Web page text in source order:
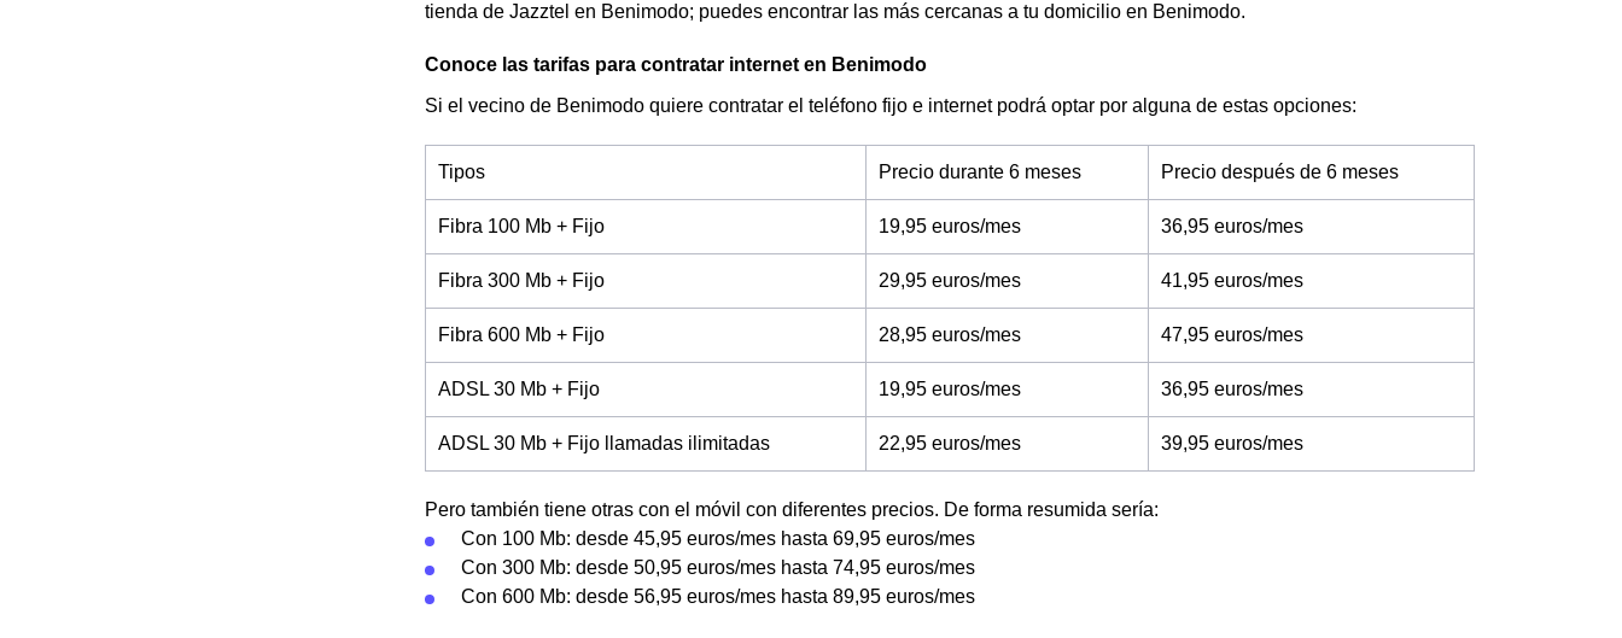
tienda de Jazztel en Benimodo; puedes encontrar las más cercanas a tu domicilio en Benimodo.
Conoce las tarifas para contratar internet en Benimodo
Si el vecino de Benimodo quiere contratar el teléfono fijo e internet podrá optar por alguna de estas opciones:
Tipos Precio durante 6 meses Precio después de 6 meses
Fibra 100 Mb + Fijo 19,95 euros/mes 36,95 euros/mes
Fibra 300 Mb + Fijo 29,95 euros/mes 41,95 euros/mes
Fibra 600 Mb + Fijo 28,95 euros/mes 47,95 euros/mes
ADSL 30 Mb + Fijo 19,95 euros/mes 36,95 euros/mes
ADSL 30 Mb + Fijo llamadas ilimitadas 22,95 euros/mes 39,95 euros/mes
Pero también tiene otras con el móvil con diferentes precios. De forma resumida sería:
Con 100 Mb: desde 45,95 euros/mes hasta 69,95 euros/mes
Con 300 Mb: desde 50,95 euros/mes hasta 74,95 euros/mes
Con 600 Mb: desde 56,95 euros/mes hasta 89,95 euros/mes